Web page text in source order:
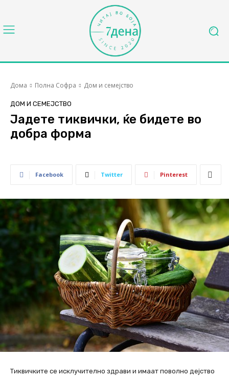
Дома Полна Софра Дом и семејство
ДОМ И СЕМЕЈСТВО
Јадете тиквички, ќе бидете во
добра форма
Facebook Twitter Pinterest
Тиквичките се исклучително здрави и имаат поволно дејство